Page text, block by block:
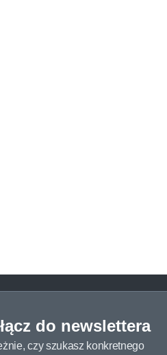
do newslettera
czy szukasz konkretnego